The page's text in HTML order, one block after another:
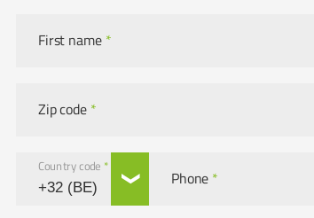
First name *
Zip code *
Country code *
Phone *